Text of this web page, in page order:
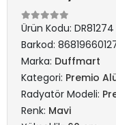
Ürün Kodu: DR81274
Barkod:
Marka: Duffmart
Kategori: Premio
Radyatör Modeli:
Renk: Mavi